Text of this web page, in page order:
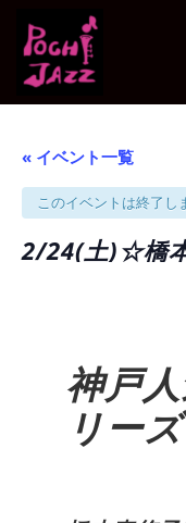
« イベント一覧
このイベントは終了し
2/24(土)☆橋
神戸
リー